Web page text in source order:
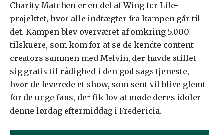
Charity Matchen er en del af Wing for Life-
projektet, hvor alle indtægter fra kampen går til
det. Kampen blev overværet af omkring 5.000
tilskuere, som kom for at se de kendte content
creators sammen med Melvin, der havde stillet
sig gratis til rådighed i den god sags tjeneste,
hvor de leverede et show, som sent vil blive glemt
for de unge fans, der fik lov at møde deres idoler
denne lørdag eftermiddag i Fredericia.